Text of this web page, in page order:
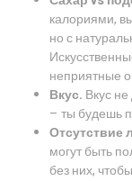
калориями,
но с
неприятные
Вкус. Вкус
– ты будешь
Отсутствие
могут быть
без них,